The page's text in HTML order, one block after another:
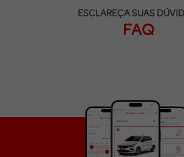
ESCLAREÇA SUAS
FAQ